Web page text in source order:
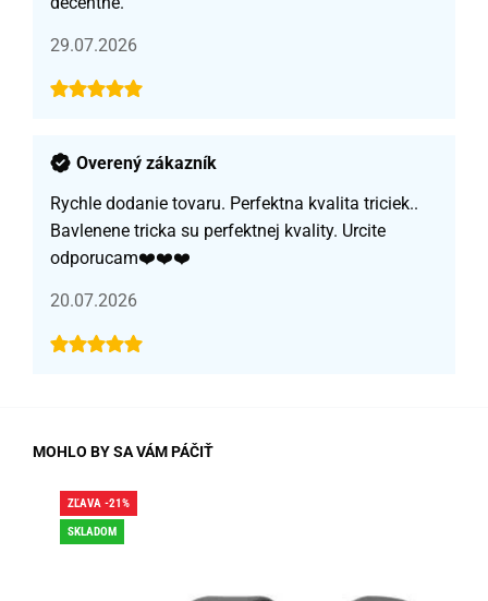
29.07.2026
Overený zákazník
Rychle dodanie tovaru. Perfektna kvalita triciek..
Bavlenene tricka su perfektnej kvality. Urcite
odporucam❤️❤️❤️
20.07.2026
MOHLO BY SA VÁM PÁČIŤ
ZĽAVA -21%
SKLADOM